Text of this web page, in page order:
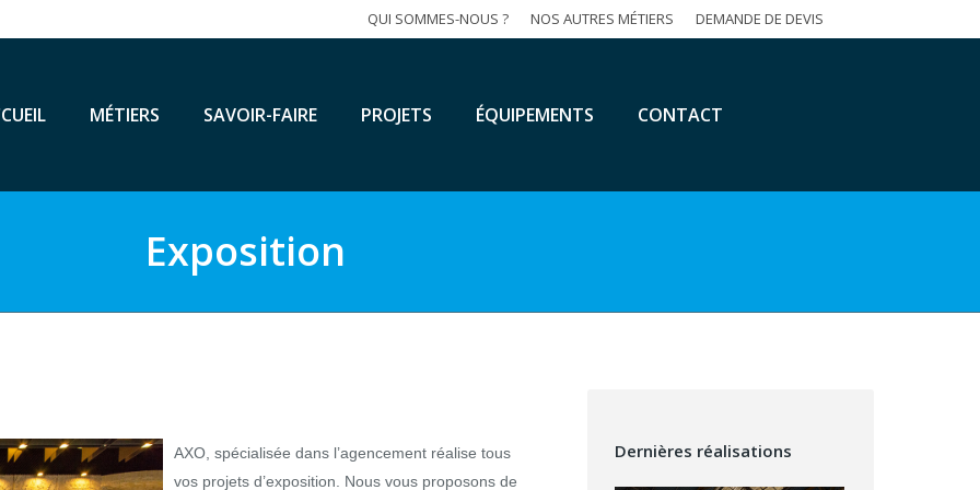
QUI SOMMES-NOUS ? NOS AUTRES MÉTIERS DEMANDE DE DEVIS
MÉTIERS SAVOIR-FAIRE PROJETS ÉQUIPEMENTS CONTACT
Exposition
AXO, spécialisée dans l’agencement réalise tous
vos projets d’exposition. Nous vous proposons de
Dernières réalisations